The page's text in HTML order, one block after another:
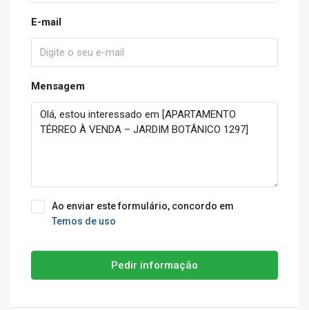
E-mail
Mensagem
Ao enviar este formulário, concordo em
Temos de uso
Pedir informação